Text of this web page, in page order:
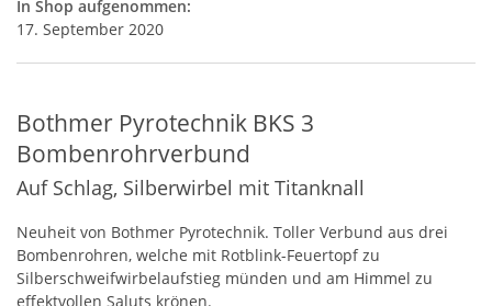
In Shop aufgenommen:
17. September 2020
Bothmer Pyrotechnik BKS 3
Bombenrohrverbund
Auf Schlag, Silberwirbel mit Titanknall
Neuheit von Bothmer Pyrotechnik. Toller Verbund aus drei
Bombenrohren, welche mit Rotblink-Feuertopf zu
Silberschweifwirbelaufstieg münden und am Himmel zu
effektvollen Saluts krönen.